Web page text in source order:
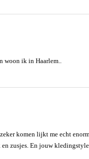
woon ik in Haarlem..
komen lijkt me echt
zusjes. En jouw